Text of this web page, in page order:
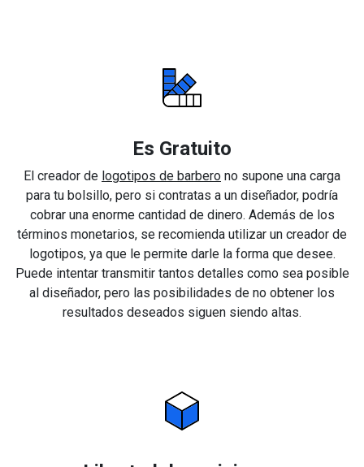
Es Gratuito
El creador de logotipos de barbero no supone una carga
para tu bolsillo, pero si contratas a un diseñador, podría
cobrar una enorme cantidad de dinero. Además de los
términos monetarios, se recomienda utilizar un creador de
logotipos, ya que le permite darle la forma que desee.
Puede intentar transmitir tantos detalles como sea posible
al diseñador, pero las posibilidades de no obtener los
resultados deseados siguen siendo altas.